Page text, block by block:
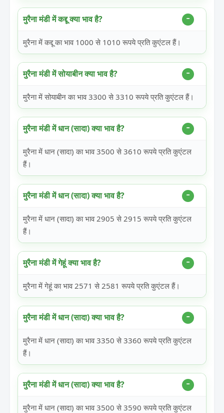
मुरैना मंडी में कद्दू क्या भाव है?
मुरैना में कद्दू का भाव 1000 से 1010 रूपये प्रति कुएंटल हैं।
मुरैना मंडी में सोयाबीन क्या भाव है?
मुरैना में सोयाबीन का भाव 3300 से 3310 रूपये प्रति कुएंटल हैं।
मुरैना मंडी में धान (सादा) क्या भाव है?
मुरैना में धान (सादा) का भाव 3500 से 3610 रूपये प्रति कुएंटल
हैं।
मुरैना मंडी में धान (सादा) क्या भाव है?
मुरैना में धान (सादा) का भाव 2905 से 2915 रूपये प्रति कुएंटल
हैं।
मुरैना मंडी में गेहूं क्या भाव है?
मुरैना में गेहूं का भाव 2571 से 2581 रूपये प्रति कुएंटल हैं।
मुरैना मंडी में धान (सादा) क्या भाव है?
मुरैना में धान (सादा) का भाव 3350 से 3360 रूपये प्रति कुएंटल
हैं।
मुरैना मंडी में धान (सादा) क्या भाव है?
मुरैना में धान (सादा) का भाव 3500 से 3590 रूपये प्रति कुएंटल